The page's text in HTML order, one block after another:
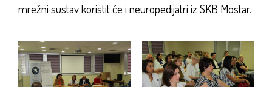
mrežni sustav koristit će i neuropedijatri iz SKB Mostar.